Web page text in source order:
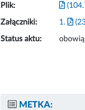
Plik:
Załączniki: 1.
Status aktu:
METKA: